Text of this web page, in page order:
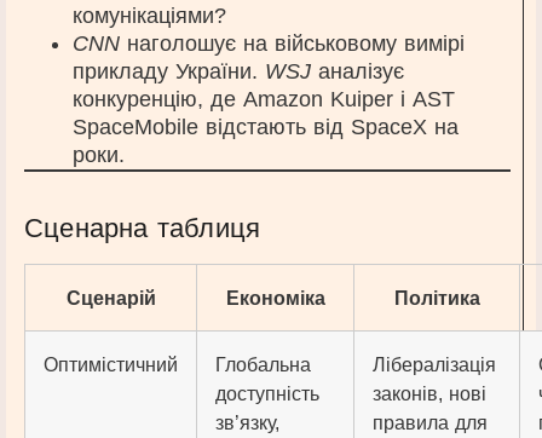
комунікаціями?
CNN наголошує на військовому вимірі
прикладу України. WSJ аналізує
конкуренцію, де Amazon Kuiper і AST
SpaceMobile відстають від SpaceX на
роки.
Сценарна таблиця
Сценарій Економіка Політика
Оптимістичний
Глобальна
доступність
зв’язку,
Лібералізація
законів, нові
правила для